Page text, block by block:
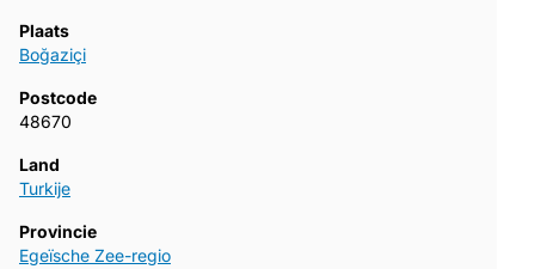
Plaats
Boğaziçi
Postcode
48670
Land
Turkije
Provincie
Egeïsche Zee-regio